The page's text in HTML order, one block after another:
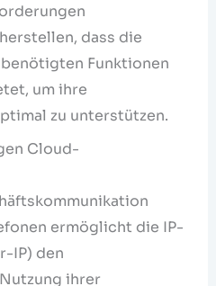
dass die
Funktionen
um ihre
zu unterstützen.
Cloud-
ermöglicht die IP-
IP) den
ihrer